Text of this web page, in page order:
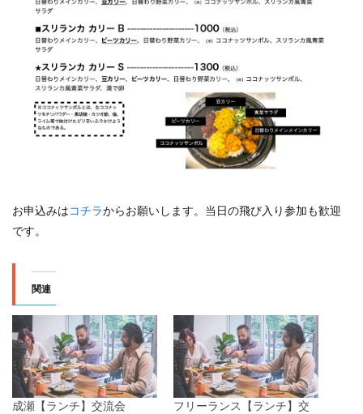
お申込みはコチラからお願いします。当日の飛び入り参加も歓迎
です。
関連
成瀬【ランチ】交流会
フリーランス【ランチ】交